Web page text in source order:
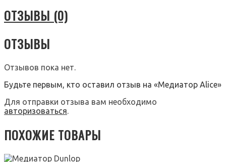
ОТЗЫВЫ (0)
ОТЗЫВЫ
Отзывов пока нет.
Будьте первым, кто оставил отзыв на «Медиатор Alice»
Для отправки отзыва вам необходимо
авторизоваться.
ПОХОЖИЕ ТОВАРЫ